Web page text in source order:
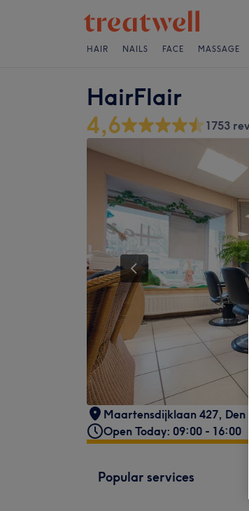
HAIR NAILS FACE MASSAGE
HairFlair
4,6
1753
Maartensdijklaan 427,
Open Today: 09:00 - 16:00
Popular services